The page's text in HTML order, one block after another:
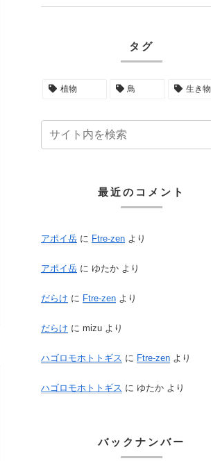
タグ
植物 鳥 生き物
最近のコメント
アポイ岳 に Ftre-zen より
アポイ岳 に ゆたか より
だらけ に Ftre-zen より
だらけ に mizu より
ハゴロモホトトギス に Ftre-zen より
ハゴロモホトトギス に ゆたか より
バックナンバー